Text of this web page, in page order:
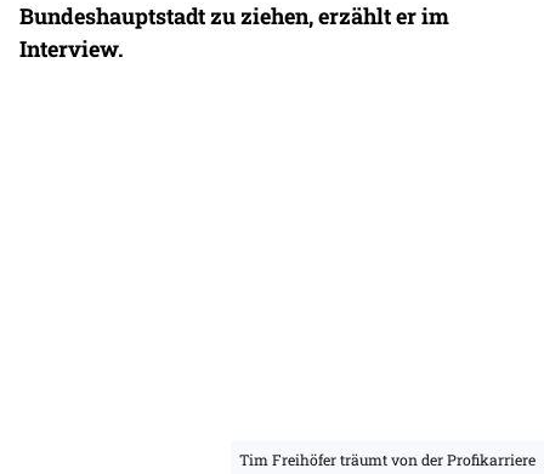
Bundeshauptstadt zu ziehen, erzählt er im
Interview.
Tim Freihöfer träumt von der Profikarriere